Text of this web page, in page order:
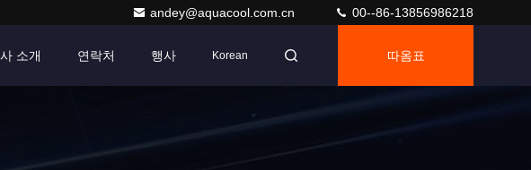
andey@aquacool.com.cn 00--86-13856986218
소개 연락처 행사 Korean 따옴표